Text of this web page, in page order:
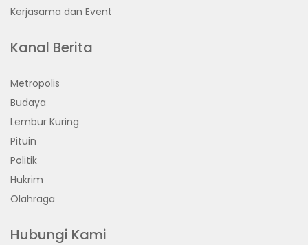
Kerjasama dan Event
Kanal Berita
Metropolis
Budaya
Lembur Kuring
Pituin
Politik
Hukrim
Olahraga
Hubungi Kami